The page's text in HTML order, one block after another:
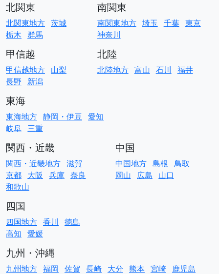
北関東
北関東地方 茨城
栃木 群馬
南関東
南関東地方 埼玉 千葉 東京
神奈川
甲信越
甲信越地方 山梨
長野
新潟
北陸
北陸地方 富山 石川 福井
東海
東海地方 静岡・伊豆 愛知
岐阜 三重
関西・近畿
関西・近畿地方 滋賀
京都 大阪 兵庫 奈良
和歌山
中国
中国地方 島根 鳥取
岡山
広島 山口
四国
四国地方 香川
徳島
高知 愛媛
九州・沖縄
九州地方 福岡 佐賀 長崎 大分 熊本 宮崎 鹿児島